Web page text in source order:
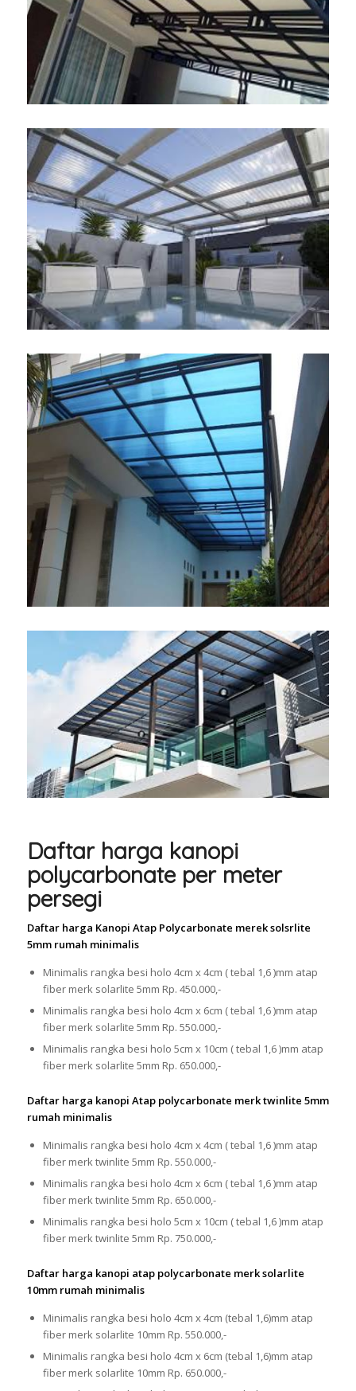
Daftar harga kanopi
polycarbonate per meter
persegi
Daftar harga Kanopi Atap Polycarbonate merek solsrlite
5mm rumah minimalis
Minimalis rangka besi holo 4cm x 4cm ( tebal 1,6 )mm atap
fiber merk solarlite 5mm Rp. 450.000,-
Minimalis rangka besi holo 4cm x 6cm ( tebal 1,6 )mm atap
fiber merk solarlite 5mm Rp. 550.000,-
Minimalis rangka besi holo 5cm x 10cm ( tebal 1,6 )mm atap
fiber merk solarlite 5mm Rp. 650.000,-
Daftar harga kanopi Atap polycarbonate merk twinlite 5mm
rumah minimalis
Minimalis rangka besi holo 4cm x 4cm ( tebal 1,6 )mm atap
fiber merk twinlite 5mm Rp. 550.000,-
Minimalis rangka besi holo 4cm x 6cm ( tebal 1,6 )mm atap
fiber merk twinlite 5mm Rp. 650.000,-
Minimalis rangka besi holo 5cm x 10cm ( tebal 1,6 )mm atap
fiber merk twinlite 5mm Rp. 750.000,-
Daftar harga kanopi atap polycarbonate merk solarlite
10mm rumah minimalis
Minimalis rangka besi holo 4cm x 4cm (tebal 1,6)mm atap
fiber merk solarlite 10mm Rp. 550.000,-
Minimalis rangka besi holo 4cm x 6cm (tebal 1,6)mm atap
fiber merk solarlite 10mm Rp. 650.000,-